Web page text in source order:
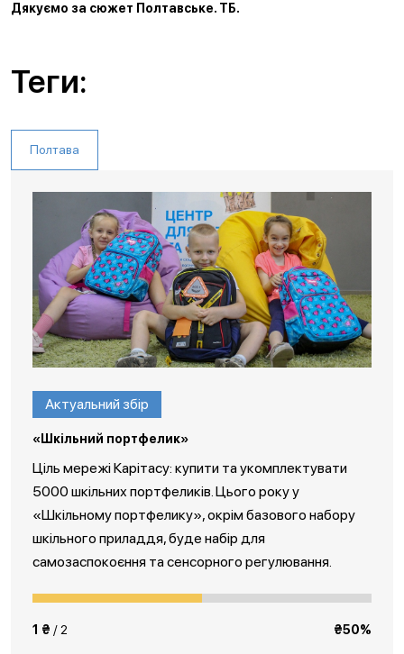
Дякуємо за сюжет Полтавське. ТБ.
Теги:
Полтава
Актуальний збір
«Шкільний портфелик»
Ціль мережі Карітасу: купити та укомплектувати
5000 шкільних портфеликів. Цього року у
«Шкільному портфелику», окрім базового набору
шкільного приладдя, буде набір для
самозаспокоєння та сенсорного регулювання.
1 ₴ / 2 ₴50%